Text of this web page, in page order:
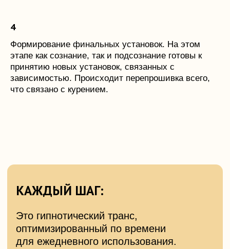
Формирование финальных установок. На этом
этапе как сознание, так и подсознание готовы к
принятию новых установок, связанных с
зависимостью. Происходит перепрошивка всего,
что связано с курением.
определенные уровни осознания.
в нескольких плоскостях. На разных
уровнях подсознания и сознания.
Каждый следующий шаг опирается
на результаты, полученные на
АУДИОСЕАНСА: 1500 ₽